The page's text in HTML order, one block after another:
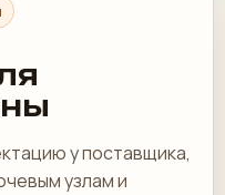
у поставщика,
узлам и